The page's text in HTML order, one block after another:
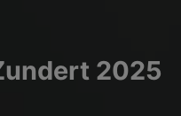
2025